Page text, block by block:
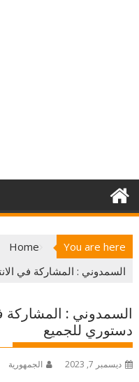
You are here
Home
السمدوني : المشاركة في
السمدوني : المشاركة
دستوري للجميع
ديسمبر 7, 2023 الجمهورية